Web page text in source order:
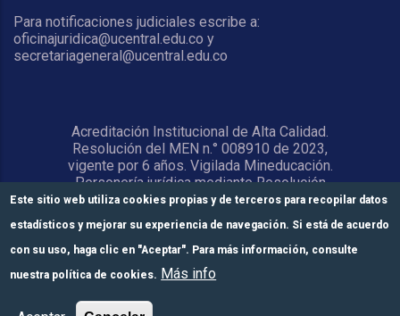
Para notificaciones judiciales escribe a:
oficinajuridica@ucentral.edu.co y
secretariageneral@ucentral.edu.co
Acreditación Institucional de Alta Calidad.
Resolución del MEN n.° 008910 de 2023,
vigente por 6 años. Vigilada Mineducación.
Personería jurídica mediante Resolución
1876 del 5 de junio de 1967. Reconocida
como Universidad por el Ministerio de
Educación Nacional mediante Resolución
15818 del 31 de octubre de 1978.
© Universidad Central 2026
Formulario de
Este sitio web utiliza cookies propias y de terceros para recopilar datos
estadísticos y mejorar su experiencia de navegación. Si está de acuerdo
con su uso, haga clic en "Aceptar". Para más información, consulte
nuestra política de cookies. Más info